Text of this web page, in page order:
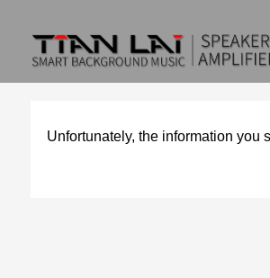
Unfortunately, the information you